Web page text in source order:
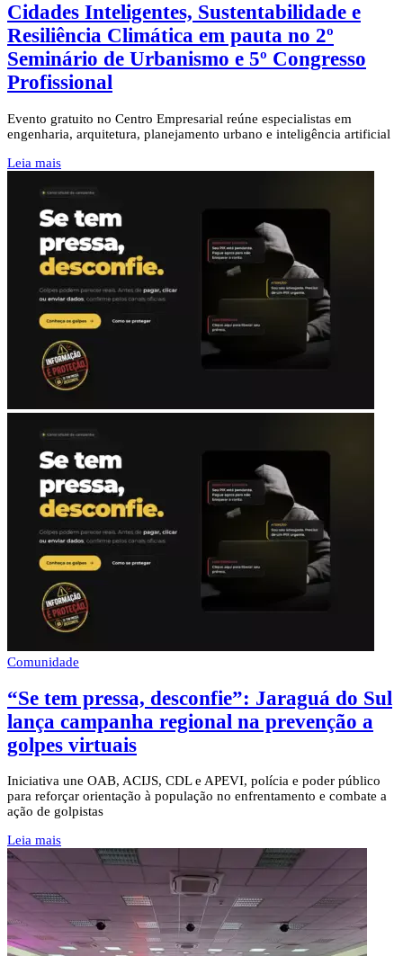
Cidades Inteligentes, Sustentabilidade e
Resiliência Climática em pauta no 2º
Seminário de Urbanismo e 5º Congresso
Profissional
Evento gratuito no Centro Empresarial reúne especialistas em
engenharia, arquitetura, planejamento urbano e inteligência artificial
Leia mais
Comunidade
“Se tem pressa, desconfie”: Jaraguá do Sul
lança campanha regional na prevenção a
golpes virtuais
Iniciativa une OAB, ACIJS, CDL e APEVI, polícia e poder público
para reforçar orientação à população no enfrentamento e combate a
ação de golpistas
Leia mais